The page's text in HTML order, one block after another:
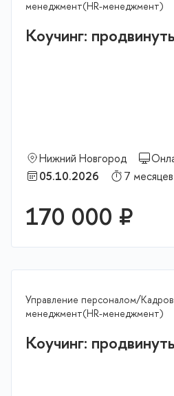
менеджмент(HR-менеджмент)
Коучинг:
Нижний Новгород
05.10.2026
7 месяцев
170 000 ₽
Управление персоналом/
менеджмент(HR-менеджмент)
Коучинг: